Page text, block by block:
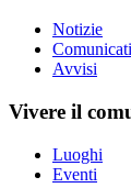
Notizie
Comunicati
Avvisi
Vivere il
Luoghi
Eventi